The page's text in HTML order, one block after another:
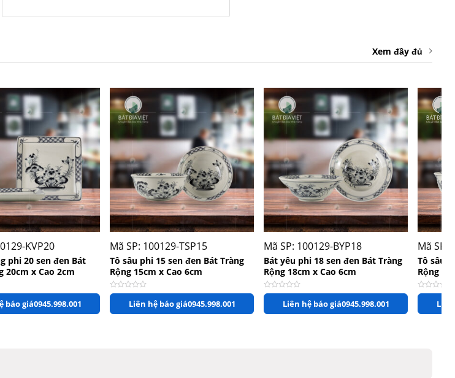
Xem đầy đủ
KVP20
phi 20 sen đen Bát
20cm x Cao 2cm
05 sao
báo giá0945.998.001
+
Mã SP: 100129-TSP15
Tô sâu phi 15 sen đen Bát Tràng
Rộng 15cm x Cao 6cm
Được xếp hạng05 sao
Liên hệ báo giá0945.998.001
+
Mã SP: 100129-BYP18
Bát yêu phi 18 sen đen Bát Tràng
Rộng 18cm x Cao 6cm
Được xếp hạng05 sao
Liên hệ báo giá0945.998.001
+
Mã SP:
Tô sâu
Rộng
Được xếp